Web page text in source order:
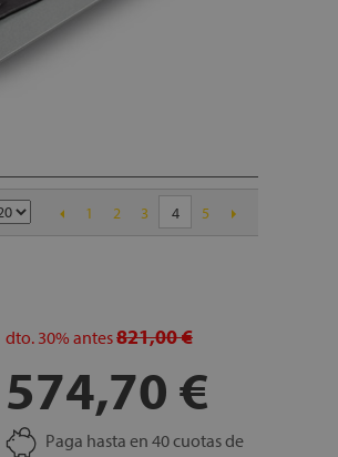
1 2 3 4 5
dto. 30% antes821,00 €
574,70 €
Paga hasta en 40 cuotas de